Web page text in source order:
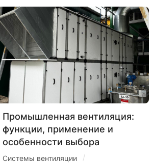
Промышленная вентиляция:
функции, применение и
особенности выбора
Системы вентиляции /